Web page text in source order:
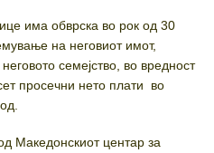
има обврска во рок од 30
на неговиот имот,
семејство, во вредност
просечни нето плати во
Македонскиот центар за